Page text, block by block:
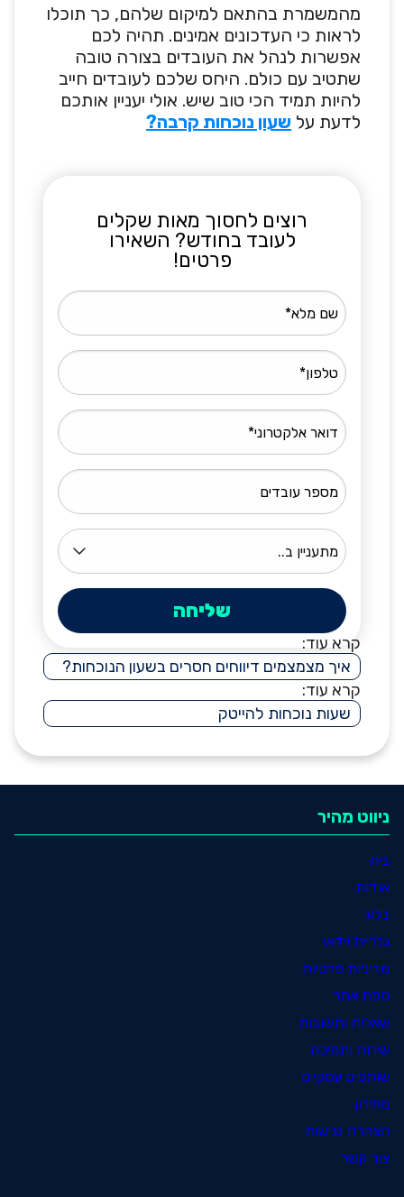
מהמשמרת בהתאם למיקום שלהם, כך תוכלו
לראות כי העדכונים אמינים. תהיה לכם
אפשרות לנהל את העובדים בצורה טובה
שתטיב עם כולם. היחס שלכם לעובדים חייב
להיות תמיד הכי טוב שיש. אולי יעניין אותכם
לדעת על שעון נוכחות קרבה?
רוצים לחסוך מאות שקלים
לעובד בחודש? השאירו
פרטים!
קרא עוד:
איך מצמצמים דיווחים חסרים בשעון הנוכחות?
קרא עוד:
שעות נוכחות להייטק
ניווט מהיר
בית
אודות
בלוג
גלריית וידאו
מדיניות פרטיות
מפת אתר
שאלות ותשובות
שירות ותמיכה
שותפים עסקיים
מחירון
הצהרת נגישות
צור קשר